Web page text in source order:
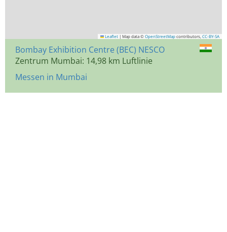
Leaflet | Map data © OpenStreetMap contributors, CC-BY-SA
Bombay Exhibition Centre (BEC) NESCO
Zentrum Mumbai: 14,98 km Luftlinie
Messen in Mumbai